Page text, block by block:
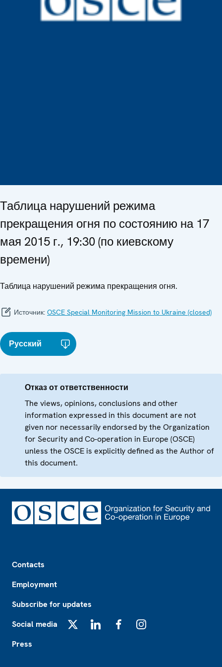
Таблица нарушений режима
прекращения огня по состоянию на 17
мая 2015 г., 19:30 (по киевскому
времени)
Таблица нарушений режима прекращения огня.
Источник: OSCE Special Monitoring Mission to Ukraine (closed)
Русский
Отказ от ответственности
The views, opinions, conclusions and other
information expressed in this document are not
given nor necessarily endorsed by the Organization
for Security and Co-operation in Europe (OSCE)
unless the OSCE is explicitly defined as the Author of
this document.
Contacts
Employment
Subscribe for updates
Social media
Press